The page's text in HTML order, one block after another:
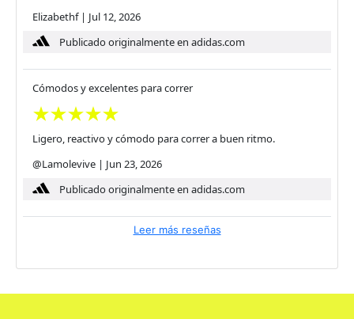
Elizabethf| Jul 12, 2026
Publicado originalmente en adidas.com
Cómodos y excelentes para correr
Ligero, reactivo y cómodo para correr a buen ritmo.
@Lamolevive | Jun 23, 2026
Publicado originalmente en adidas.com
Leer más reseñas